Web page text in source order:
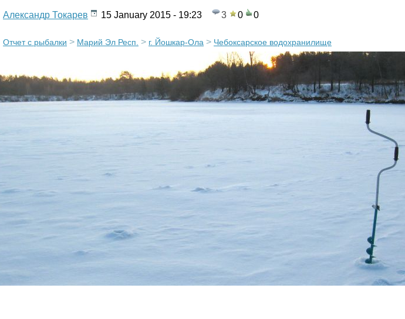
п
о
т
л
L
A
F
Александр Токарев 15 January 2015 - 19:23 3 0 0
Отчет с рыбалки > Марий Эл Респ. > г. Йошкар-Ола > Чебоксарское водохранилище